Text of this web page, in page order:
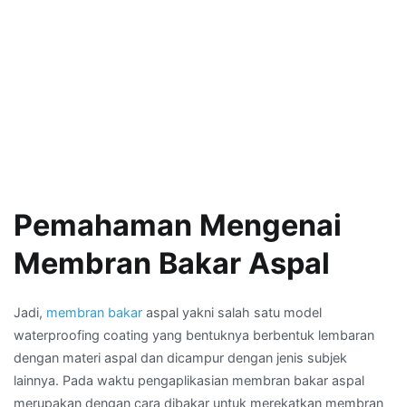
Pemahaman Mengenai
Membran Bakar Aspal
Jadi, membran bakar aspal yakni salah satu model
waterproofing coating yang bentuknya berbentuk lembaran
dengan materi aspal dan dicampur dengan jenis subjek
lainnya. Pada waktu pengaplikasian membran bakar aspal
merupakan dengan cara dibakar untuk merekatkan membran